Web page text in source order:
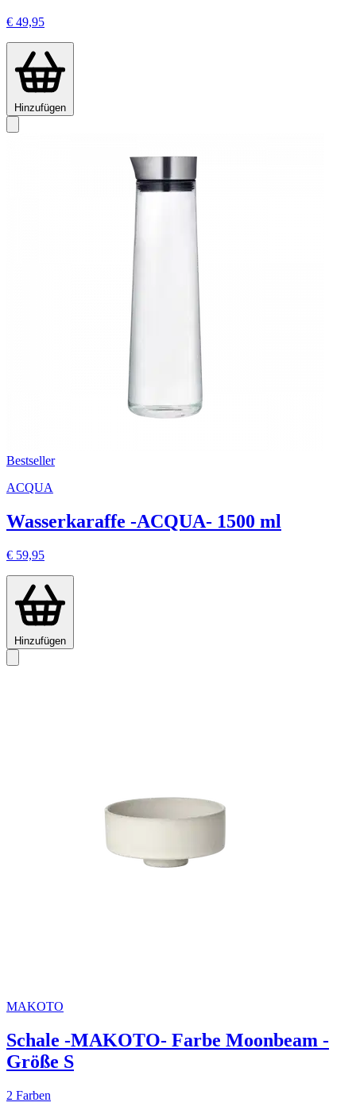
€ 49,95
Hinzufügen
Bestseller
ACQUA
Wasserkaraffe -ACQUA- 1500 ml
€ 59,95
Hinzufügen
MAKOTO
Schale -MAKOTO- Farbe Moonbeam -
Größe S
2 Farben